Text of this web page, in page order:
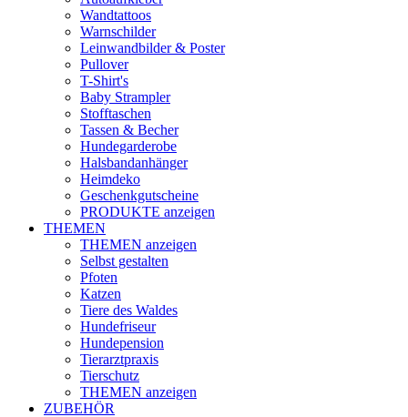
Wandtattoos
Warnschilder
Leinwandbilder & Poster
Pullover
T-Shirt's
Baby Strampler
Stofftaschen
Tassen & Becher
Hundegarderobe
Halsbandanhänger
Heimdeko
Geschenkgutscheine
PRODUKTE anzeigen
THEMEN
THEMEN anzeigen
Selbst gestalten
Pfoten
Katzen
Tiere des Waldes
Hundefriseur
Hundepension
Tierarztpraxis
Tierschutz
THEMEN anzeigen
ZUBEHÖR